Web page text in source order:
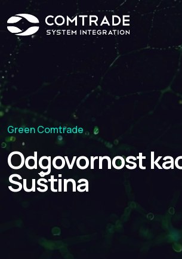
Green Comtrade
Odgovornost
Suština